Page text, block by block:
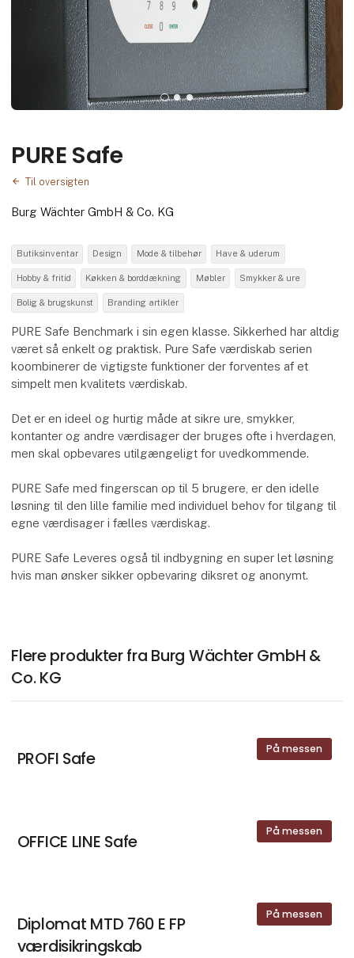
PURE Safe
Til oversigten
Burg Wächter GmbH & Co. KG
Butiksinventar Design Mode & tilbehør Have & uderum
Hobby & fritid Køkken & borddækning Møbler Smykker & ure
Bolig & brugskunst Branding artikler
PURE Safe Benchmark i sin egen klasse. Sikkerhed har altdig
været så enkelt og praktisk. Pure Safe værdiskab serien
koombinerer de vigtigste funktioner der forventes af et
simpelt men kvalitets værdiskab.
Det er en ideel og hurtig måde at sikre ure, smykker,
kontanter og andre værdisager der bruges ofte i hverdagen,
men skal opbevares utilgængeligt for uvedkommende.
PURE Safe med fingerscan op til 5 brugere, er den idelle
løsning til den lille familie med individuel behov for tilgang til
egne værdisager i fælles værdiskag.
PURE Safe Leveres også til indbygning en super let løsning
hvis man ønsker sikker opbevaring diksret og anonymt.
Flere produkter fra Burg Wächter GmbH &
Co. KG
På messen
PROFI Safe
På messen
OFFICE LINE Safe
På messen
Diplomat MTD 760 E FP
værdisikringskab